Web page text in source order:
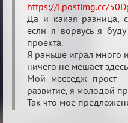
https://i.postimg.cc/
Да и какая разница,
если я ворвусь я
проекта.
Я раньше играл много
ничего не мешает
Мой месседж прост
развитие, я молодой
Так что мое